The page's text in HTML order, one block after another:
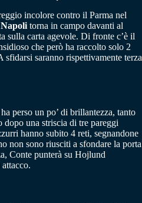
incolore contro il Parma nel
Napoli torna in campo davanti al
sulla carta agevole. Di fronte c’è il
che però ha raccolto solo 2
saranno rispettivamente terza
ha perso un po’ di brillantezza, tanto
dopo una striscia di tre pareggi
hanno subito 4 reti, segnandone
non sono riusciti a sfondare la porta
Conte punterà su Hojlund